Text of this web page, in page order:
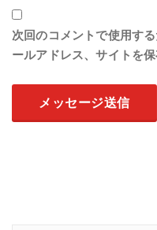
次回のコメントで使用す
ールアドレス、サイトを保